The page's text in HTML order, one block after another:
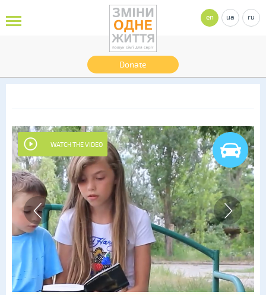
Donate
en ua ru
WATCH THE VIDEO